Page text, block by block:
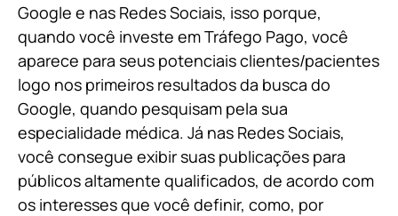
Google e nas Redes Sociais, isso porque,
quando você investe em Tráfego Pago, você
aparece para seus potenciais clientes/pacientes
logo nos primeiros resultados da busca do
Google, quando pesquisam pela sua
especialidade médica. Já nas Redes Sociais,
você consegue exibir suas publicações para
públicos altamente qualificados, de acordo com
os interesses que você definir, como, por